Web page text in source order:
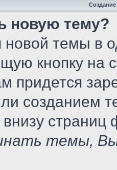
новую тему?
новой темы в
кнопку
придется
созданием
темы,